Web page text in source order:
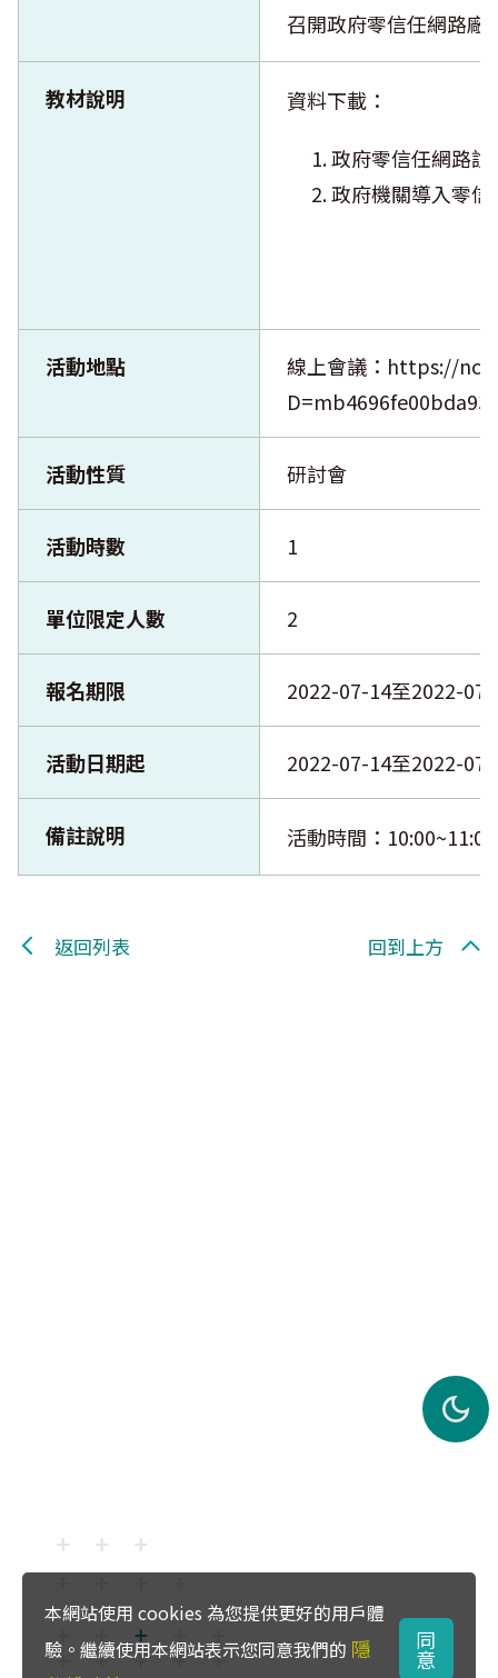
召開政府零信任網路廠
教材說明
資料下載：
政府零信任網路
政府機關導入零
活動地點
線上會議：https://
活動性質 研討會
活動時數 1
單位限定人數 2
報名期限 2022-07-14至2022-
活動日期起 2022-07-14至2022-
備註說明 活動時間：10:00~11:00
返回列表 回到上方
本網站使用 cookies 為您提供更好的用戶體
驗。繼續使用本網站表示您同意我們的 隱
同
意